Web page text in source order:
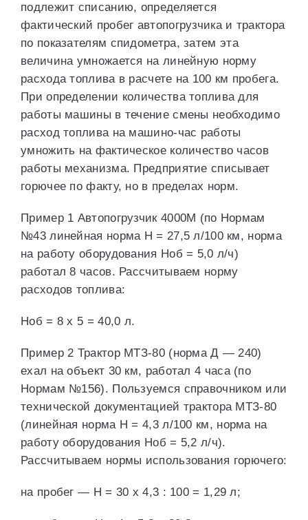
подлежит списанию, определяется
фактический пробег автопогрузчика и трактора
по показателям спидометра, затем эта
величина умножается на линейную норму
расхода топлива в расчете на 100 км пробега.
При определении количества топлива для
работы машины в течение смены необходимо
расход топлива на машино-час работы
умножить на фактическое количество часов
работы механизма. Предприятие списывает
горючее по факту, но в пределах норм.
Пример 1 Автопогрузчик 4000М (по Нормам
№43 линейная норма Н = 27,5 л/100 км, норма
на работу оборудования Hоб = 5,0 л/ч)
работал 8 часов. Рассчитываем норму
расходов топлива:
Ноб = 8 х 5 = 40,0 л.
Пример 2 Трактор МТЗ-80 (норма Д — 240)
ехал на объект 30 км, работал 4 часа (по
Нормам №156). Пользуемся справочником или
технической документацией трактора МТЗ-80
(линейная норма H = 4,3 л/100 км, норма на
работу оборудования Hоб = 5,2 л/ч).
Рассчитываем нормы использования горючего:
на пробег — Н = 30 х 4,3 : 100 = 1,29 л;